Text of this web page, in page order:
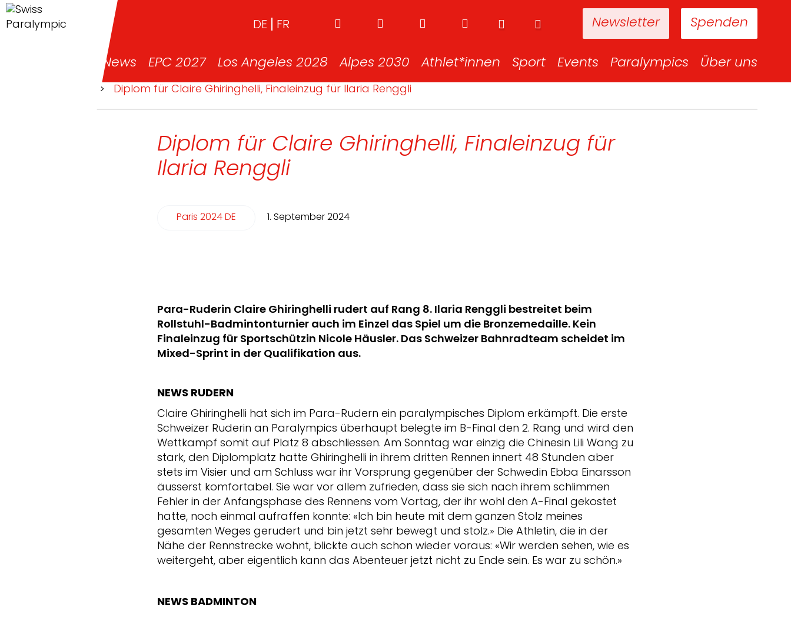
Spenden
Newsletter
DE FR
News EPC 2027 Los Angeles 2028 Alpes 2030 Athlet*innen Sport Events Paralympics Über uns
> Diplom für Claire Ghiringhelli, Finaleinzug für Ilaria Renggli
Diplom für Claire Ghiringhelli, Finaleinzug für
Ilaria Renggli
Paris 2024 DE 1. September 2024
Para-Ruderin Claire Ghiringhelli rudert auf Rang 8. Ilaria Renggli bestreitet beim
Rollstuhl-Badmintonturnier auch im Einzel das Spiel um die Bronzemedaille. Kein
Finaleinzug für Sportschützin Nicole Häusler. Das Schweizer Bahnradteam scheidet im
Mixed-Sprint in der Qualifikation aus.
NEWS RUDERN
Claire Ghiringhelli hat sich im Para-Rudern ein paralympisches Diplom erkämpft. Die erste
Schweizer Ruderin an Paralympics überhaupt belegte im B-Final den 2. Rang und wird den
Wettkampf somit auf Platz 8 abschliessen. Am Sonntag war einzig die Chinesin Lili Wang zu
stark, den Diplomplatz hatte Ghiringhelli in ihrem dritten Rennen innert 48 Stunden aber
stets im Visier und am Schluss war ihr Vorsprung gegenüber der Schwedin Ebba Einarsson
äusserst komfortabel. Sie war vor allem zufrieden, dass sie sich nach ihrem schlimmen
Fehler in der Anfangsphase des Rennens vom Vortag, der ihr wohl den A-Final gekostet
hatte, noch einmal aufraffen konnte: «Ich bin heute mit dem ganzen Stolz meines
gesamten Weges gerudert und bin jetzt sehr bewegt und stolz.» Die Athletin, die in der
Nähe der Rennstrecke wohnt, blickte auch schon wieder voraus: «Wir werden sehen, wie es
weitergeht, aber eigentlich kann das Abenteuer jetzt nicht zu Ende sein. Es war zu schön.»
NEWS BADMINTON